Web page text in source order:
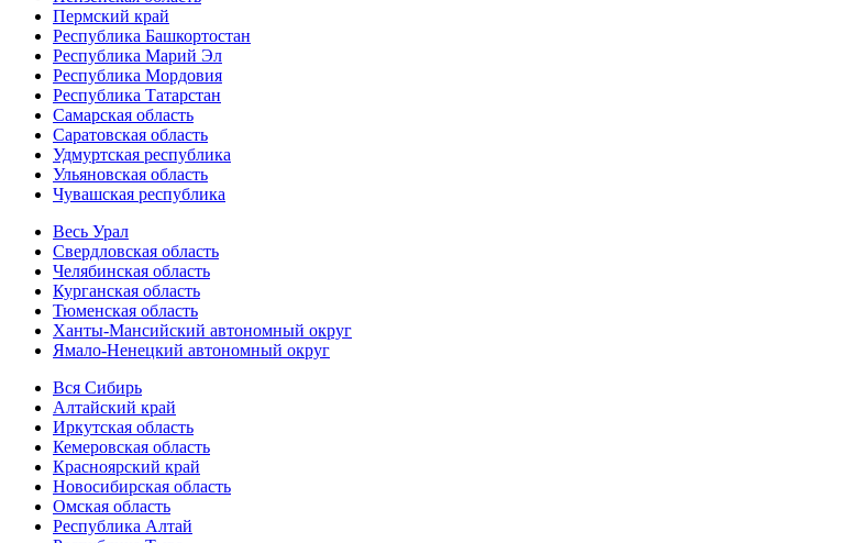
Пермский край
Республика Башкортостан
Республика Марий Эл
Республика Мордовия
Республика Татарстан
Самарская область
Саратовская область
Удмуртская республика
Ульяновская область
Чувашская республика
Весь Урал
Свердловская область
Челябинская область
Курганская область
Тюменская область
Ханты-Мансийский автономный округ
Ямало-Ненецкий автономный округ
Вся Сибирь
Алтайский край
Иркутская область
Кемеровская область
Красноярский край
Новосибирская область
Омская область
Республика Алтай